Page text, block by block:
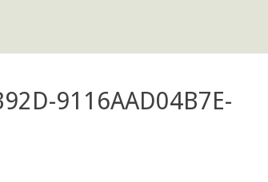
9116AAD04B7E-